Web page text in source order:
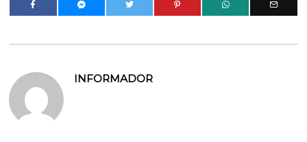
INFORMADOR